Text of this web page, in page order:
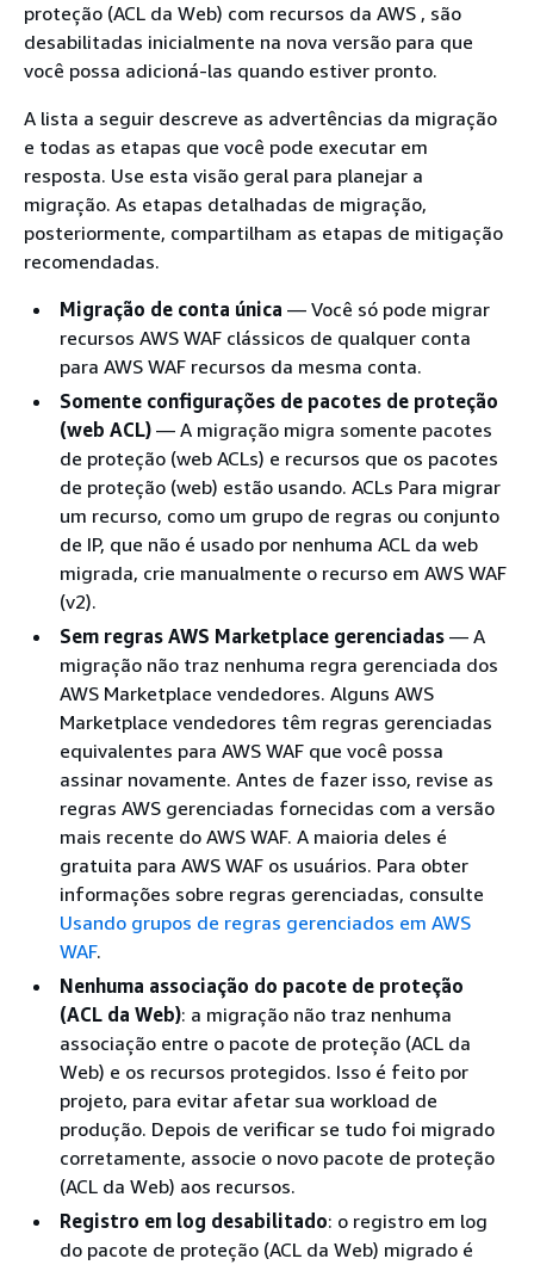
proteção (ACL da Web) com recursos da AWS , são
desabilitadas inicialmente na nova versão para que
você possa adicioná-las quando estiver pronto.
A lista a seguir descreve as advertências da migração
e todas as etapas que você pode executar em
resposta. Use esta visão geral para planejar a
migração. As etapas detalhadas de migração,
posteriormente, compartilham as etapas de mitigação
recomendadas.
Migração de conta única — Você só pode migrar
recursos AWS WAF clássicos de qualquer conta
para AWS WAF recursos da mesma conta.
Somente configurações de pacotes de proteção
(web ACL) — A migração migra somente pacotes
de proteção (web ACLs) e recursos que os pacotes
de proteção (web) estão usando. ACLs Para migrar
um recurso, como um grupo de regras ou conjunto
de IP, que não é usado por nenhuma ACL da web
migrada, crie manualmente o recurso em AWS WAF
(v2).
Sem regras AWS Marketplace gerenciadas — A
migração não traz nenhuma regra gerenciada dos
AWS Marketplace vendedores. Alguns AWS
Marketplace vendedores têm regras gerenciadas
equivalentes para AWS WAF que você possa
assinar novamente. Antes de fazer isso, revise as
regras AWS gerenciadas fornecidas com a versão
mais recente do AWS WAF. A maioria deles é
gratuita para AWS WAF os usuários. Para obter
informações sobre regras gerenciadas, consulte
Usando grupos de regras gerenciados em AWS
WAF.
Nenhuma associação do pacote de proteção
(ACL da Web): a migração não traz nenhuma
associação entre o pacote de proteção (ACL da
Web) e os recursos protegidos. Isso é feito por
projeto, para evitar afetar sua workload de
produção. Depois de verificar se tudo foi migrado
corretamente, associe o novo pacote de proteção
(ACL da Web) aos recursos.
Registro em log desabilitado: o registro em log
do pacote de proteção (ACL da Web) migrado é